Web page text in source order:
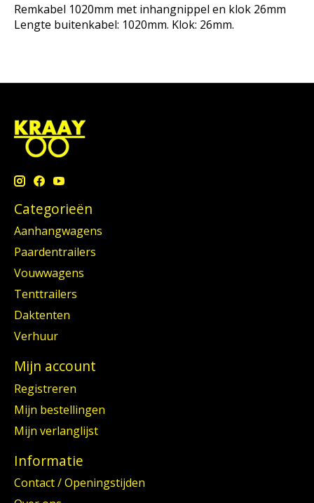
Remkabel 1020mm met inhangnippel en klok 26mm
Lengte buitenkabel: 1020mm. Klok: 26mm.
Categorieën
Aanhangwagens
Paardentrailers
Vouwwagens
Tenttrailers
Daktenten
Verhuur
Mijn account
Registreren
Mijn bestellingen
Mijn verlanglijst
Informatie
Contact / Openingstijden